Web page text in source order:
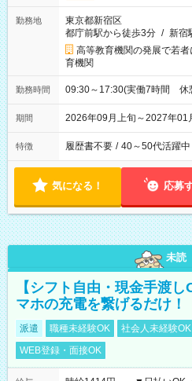
勤務地
東京都新宿区
都庁前駅から徒歩3分 / 新宿
高等教育機関の発展で若
育機関
勤務時間 09:30～17:30(実働7時間 休
期間 2026年09月上旬～2027年
特徴 履歴書不要 / 40～50代活躍中
気になる！ 応募
未読
【シフト自由・現金手渡
マホの充電を繋げるだけ！
派遣 職種未経験OK 社会人未経験OK
WEB登録・面接OK